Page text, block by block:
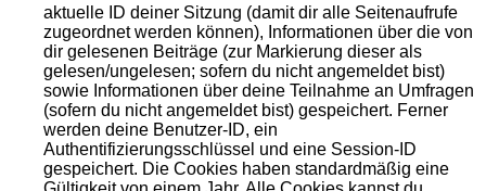
aktuelle ID deiner Sitzung (damit dir alle Seitenaufrufe
zugeordnet werden können), Informationen über die von
dir gelesenen Beiträge (zur Markierung dieser als
gelesen/ungelesen; sofern du nicht angemeldet bist)
sowie Informationen über deine Teilnahme an Umfragen
(sofern du nicht angemeldet bist) gespeichert. Ferner
werden deine Benutzer-ID, ein
Authentifizierungsschlüssel und eine Session-ID
gespeichert. Die Cookies haben standardmäßig eine